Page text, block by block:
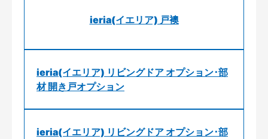
ieria(イエリア) 戸襖
ieria(イエリア) リビングドア オプション･部
材 開き戸オプション
ieria(イエリア) リビングドア オプション･部